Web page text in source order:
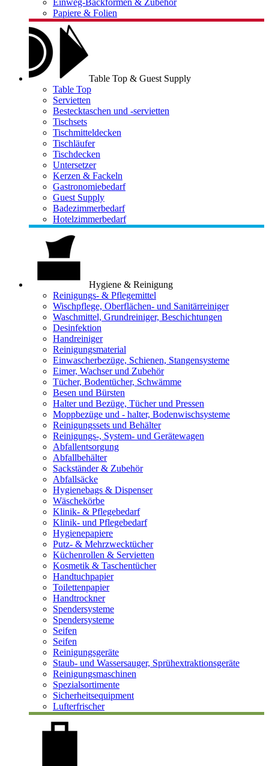
Einweg-Backformen & Zubehör
Papiere & Folien
Table Top & Guest Supply
Table Top
Servietten
Bestecktaschen und -servietten
Tischsets
Tischmitteldecken
Tischläufer
Tischdecken
Untersetzer
Kerzen & Fackeln
Gastronomiebedarf
Guest Supply
Badezimmerbedarf
Hotelzimmerbedarf
Hygiene & Reinigung
Reinigungs- & Pflegemittel
Wischpflege, Oberflächen- und Sanitärreiniger
Waschmittel, Grundreiniger, Beschichtungen
Desinfektion
Handreiniger
Reinigungsmaterial
Einwascherbezüge, Schienen, Stangensysteme
Eimer, Wachser und Zubehör
Tücher, Bodentücher, Schwämme
Besen und Bürsten
Halter und Bezüge, Tücher und Pressen
Moppbezüge und - halter, Bodenwischsysteme
Reinigungssets und Behälter
Reinigungs-, System- und Gerätewagen
Abfallentsorgung
Abfallbehälter
Sackständer & Zubehör
Abfallsäcke
Hygienebags & Dispenser
Wäschekörbe
Klinik- & Pflegebedarf
Klinik- und Pflegebedarf
Hygienepapiere
Putz- & Mehrzwecktücher
Küchenrollen & Servietten
Kosmetik & Taschentücher
Handtuchpapier
Toilettenpapier
Handtrockner
Spendersysteme
Spendersysteme
Seifen
Seifen
Reinigungsgeräte
Staub- und Wassersauger, Sprühextraktionsgeräte
Reinigungsmaschinen
Spezialsortimente
Sicherheitsequipment
Lufterfrischer